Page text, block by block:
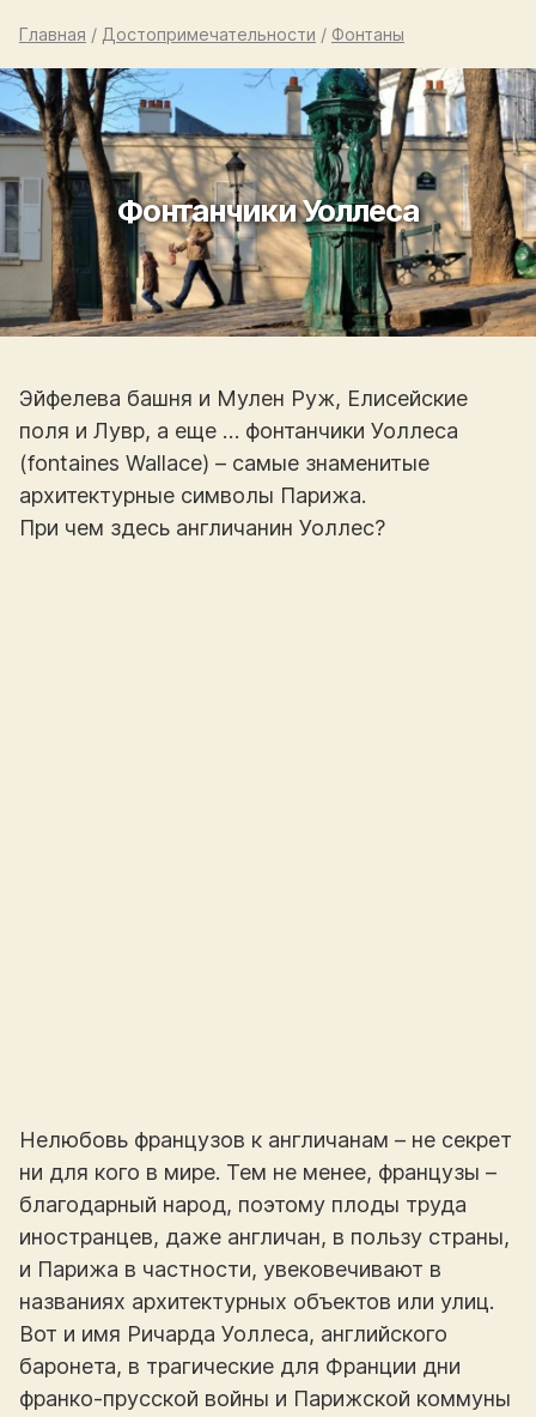
Главная / Достопримечательности / Фонтаны
Фонтанчики Уоллеса
Эйфелева башня и Мулен Руж, Елисейские
поля и Лувр, а еще … фонтанчики Уоллеса
(fontaines Wallace) – самые знаменитые
архитектурные символы Парижа.
При чем здесь англичанин Уоллес?
Нелюбовь французов к англичанам – не секрет
ни для кого в мире. Тем не менее, французы –
благодарный народ, поэтому плоды труда
иностранцев, даже англичан, в пользу страны,
и Парижа в частности, увековечивают в
названиях архитектурных объектов или улиц.
Вот и имя Ричарда Уоллеса, английского
баронета, в трагические для Франции дни
франко-прусской войны и Парижской коммуны